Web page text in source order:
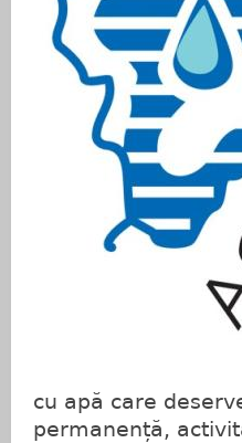
cu apă care
permanență,